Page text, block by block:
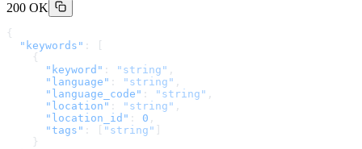
200 OK
{
  "keywords"
: [
    {
      "keyword"
: "string" ,
      "language"
: "string" ,
      "language_code"
: "string" ,
      "location"
: "string" ,
      "location_id"
: 0 ,
      "tags"
: [ "string"
    }